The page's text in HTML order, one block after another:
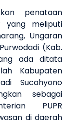
penataan
yang meliputi
Ungaran
(Kab.
ada ditata
Kabupaten
Sucahyono
sebagai
PUPR
di daerah